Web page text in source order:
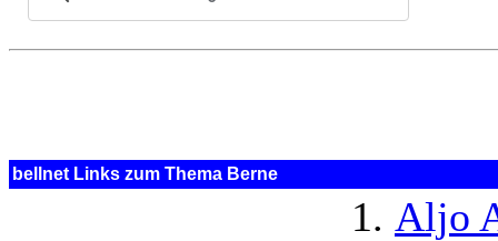
bellnet Links zum Thema Berne
Aljo